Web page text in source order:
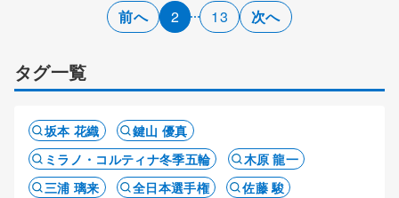
前へ 2 13 次へ
タグ一覧
坂本 花織
鍵山 優真
ミラノ・コルティナ冬季五輪
木原 龍一
三浦 璃来
全日本選手権
佐藤 駿